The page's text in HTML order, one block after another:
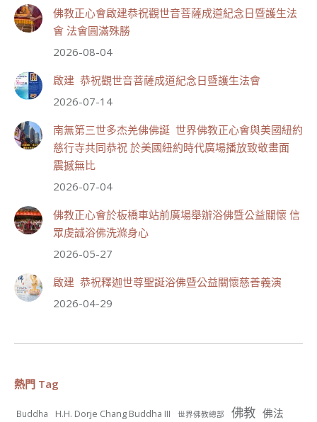
111 33 則留言
分享
世界佛教正心會
July 19, 2026, 1:40 AM
觀看更多
55 28 則留言
July 19, 2026, 1:38 AM
觀看更多
佛教正心會啟建恭祝觀世音菩薩成道紀念日暨護生法
會 法會圓滿殊勝
2026-08-04
啟建 恭祝觀世音菩薩成道紀念日暨護生法會
2026-07-14
南無第三世多杰羌佛佛誕 世界佛教正心會與美國紐約
慈行寺共同恭祝 於美國紐約時代廣場播放致敬畫面
震撼無比
2026-07-04
佛教正心會於板橋車站前廣場舉辦浴佛暨公益關懷 信
眾虔誠浴佛洗滌身心
2026-05-27
啟建 恭祝釋迦世尊聖誕浴佛暨公益關懷慈善義演
2026-04-29
熱門 Tag
Buddha H.H. Dorje Chang Buddha III 世界佛教總部 佛教 佛法